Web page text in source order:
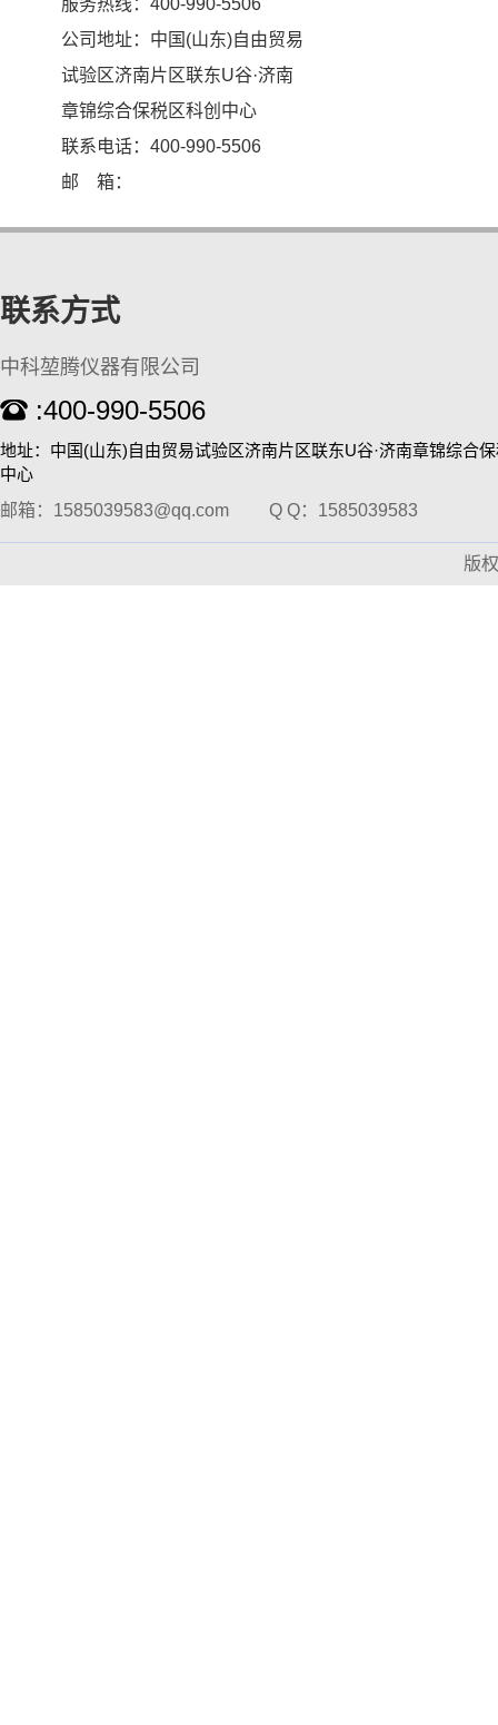
KT-D300 多管涡旋混匀仪
服务热线：400-990-5506
公司地址：中国(山东)自由贸易
试验区济南片区联东U谷·济南
章锦综合保税区科创中心
联系电话：400-990-5506
邮 箱：
联系方式
中科堃腾仪器有限公司
:400-990-5506
地址：中国(山东)自由贸易试验区济南片区联东U谷·济南章锦综合
中心
邮箱：1585039583@qq.com
Q Q：1585039583
版